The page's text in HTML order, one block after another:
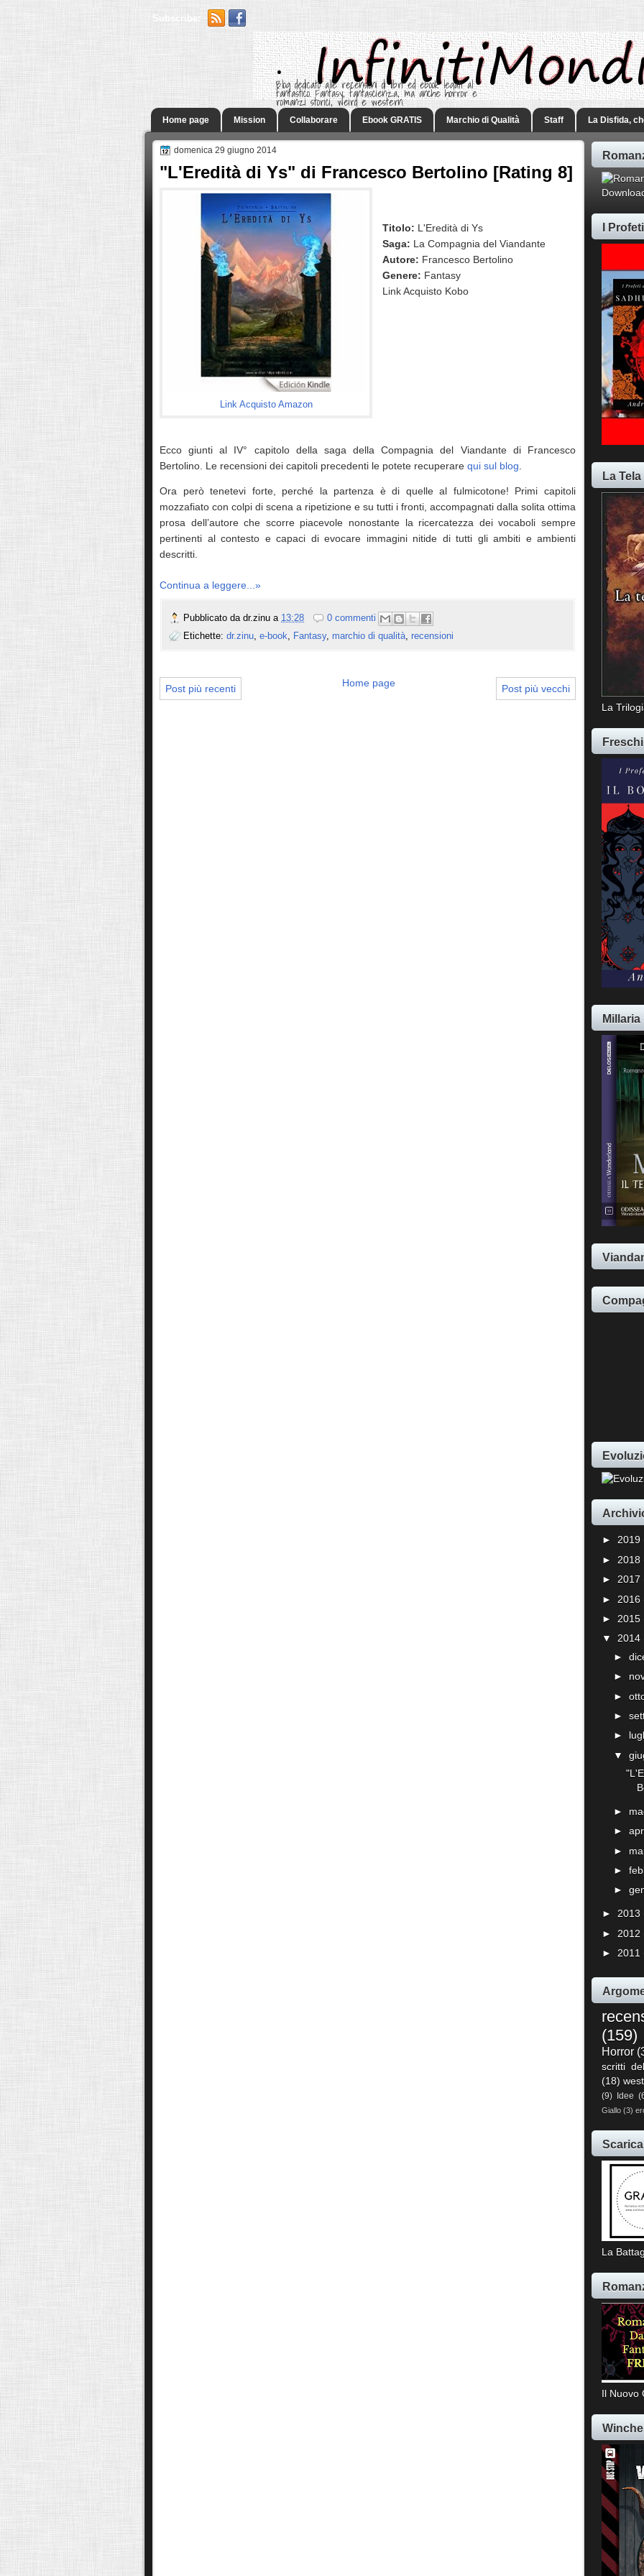
Subscribe:
.
Blog dedicato alle recensioni di libri ed ebook legati al
fantastico. Fantasy, fantascienza, ma anche horror e
romanzi storici, weird e western.
Home page Mission Collaborare Ebook GRATIS Marchio di Qualità Staff La Disfida,
domenica 29 giugno 2014
"L'Eredità di Ys" di Francesco Bertolino [Rating 8]
Link Acquisto Amazon
Titolo: L'Eredità di Ys
Saga: La Compagnia del Viandante
Autore: Francesco Bertolino
Genere: Fantasy
Link Acquisto Kobo
Ecco giunti al IV° capitolo della saga della Compagnia del Viandante di Francesco
Bertolino. Le recensioni dei capitoli precedenti le potete recuperare qui sul blog.
Ora però tenetevi forte, perché la partenza è di quelle al fulmicotone! Primi capitoli
mozzafiato con colpi di scena a ripetizione e su tutti i fronti, accompagnati dalla solita ottima
prosa dell’autore che scorre piacevole nonostante la ricercatezza dei vocaboli sempre
pertinenti al contesto e capaci di evocare immagini nitide di tutti gli ambiti e ambienti
descritti.
Continua a leggere...»
Pubblicato da dr.zinu a 13:28
0 commenti
Etichette: dr.zinu, e-book, Fantasy, marchio di qualità, recensioni
Post più recenti Post più vecchi
Home page
I
La
La
Millaria
► 2019
► 2018
► 2017
► 2016
► 2015
▼ 2014
►
►
►
►
►
▼
►
►
►
►
►
► 2013
► 2012
► 2011
(159)
Horror
scritti
(18)
(9) Idee
Giallo (3)
La
Il